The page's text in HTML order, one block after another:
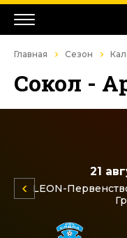
Главная Сезон
Сокол -
21
LEON-